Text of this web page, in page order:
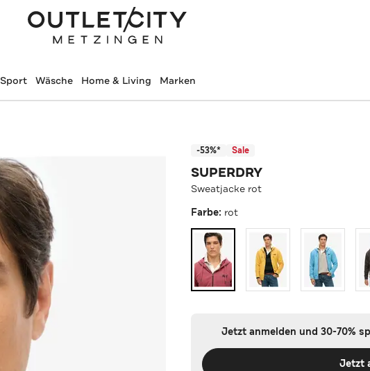
Sport Wäsche Home & Living Marken
-53%* Sale
SUPERDRY
Sweatjacke rot
Farbe: rot
Jetzt anmelden und 30-70%
Jetzt